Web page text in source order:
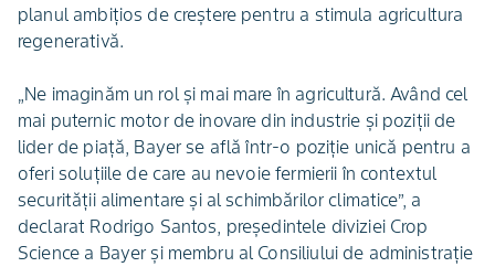
planul ambițios de creștere pentru a stimula agricultura
regenerativă.
„Ne imaginăm un rol și mai mare în agricultură. Având cel
mai puternic motor de inovare din industrie și poziții de
lider de piață, Bayer se află într-o poziție unică pentru a
oferi soluțiile de care au nevoie fermierii în contextul
securității alimentare și al schimbărilor climatice”, a
declarat Rodrigo Santos, președintele diviziei Crop
Science a Bayer și membru al Consiliului de administrație